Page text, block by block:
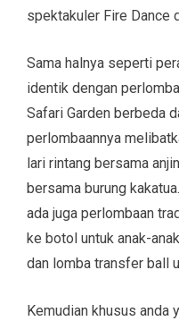
spektakuler Fire Dance
Sama halnya seperti
identik dengan
Safari Garden berbeda
perlombaannya
lari rintang bersama
bersama burung
ada juga perlombaan
ke botol untuk anak-
dan lomba transfer ball
Kemudian khusus anda